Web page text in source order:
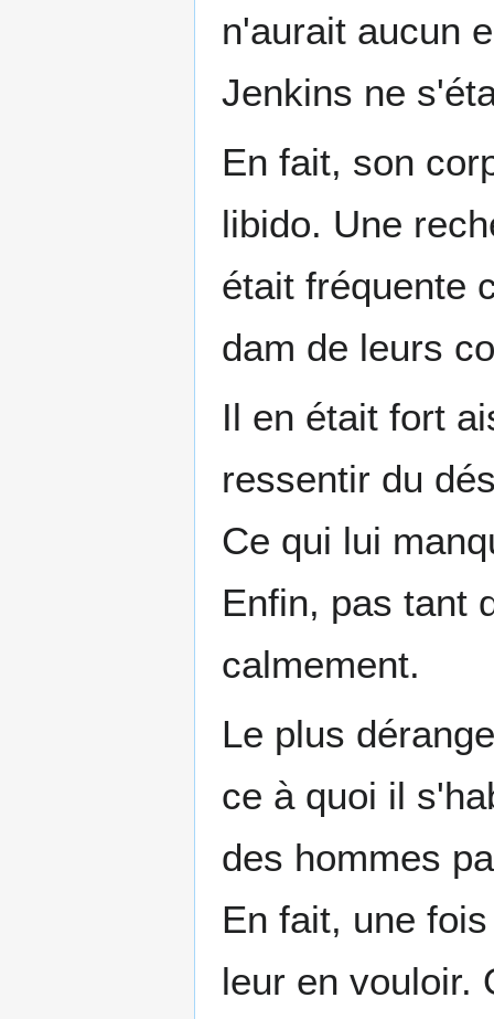
n'aurait aucun
Jenkins ne
En fait, son
libido. Une
était fréquente
dam de leurs
Il en était fort
ressentir du
Ce qui lui
Enfin, pas tant
calmement.
Le plus
ce à quoi il
des hommes
En fait, une
leur en vouloir.